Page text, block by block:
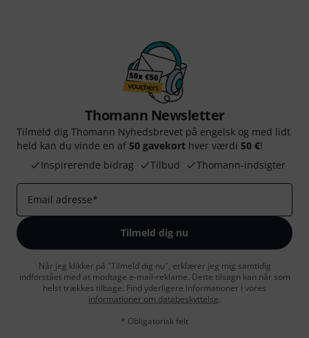
Thomann Newsletter
Tilmeld dig Thomann Nyhedsbrevet på engelsk og med lidt
held kan du vinde en af 50 gavekort hver værdi 50 €!
Inspirerende bidrag
Tilbud Thomann-indsigter
Email adresse*
Tilmeld dig nu
Når jeg klikker på "Tilmeld dig nu", erklærer jeg mig samtidig
indforstået med at modtage e-mail-reklame. Dette tilsagn kan når som
helst trækkes tilbage. Find yderligere informationer i vores
informationer om databeskyttelse.
* Obligatorisk felt